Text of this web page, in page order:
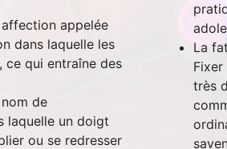
appelée
dans laquelle les
ce qui entraîne des
de
laquelle un doigt
ou se redresser
La
très